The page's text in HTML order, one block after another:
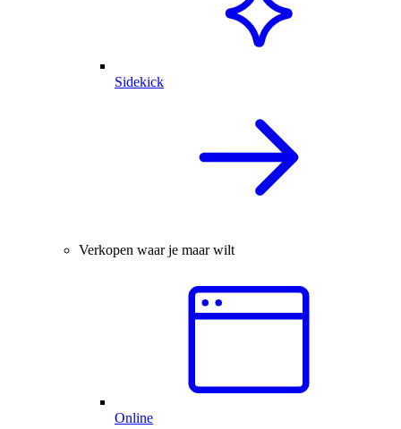
Sidekick
Verkopen waar je maar wilt
Online